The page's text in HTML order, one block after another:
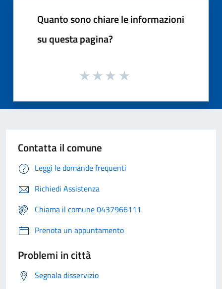
Quanto sono chiare le informazioni
su questa pagina?
Contatta il comune
Leggi le domande frequenti
Richiedi Assistenza
Chiama il comune 0437966111
Prenota un appuntamento
Problemi in città
Segnala disservizio